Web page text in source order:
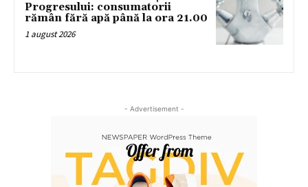
Progresului: consumatorii
rămân fără apă până la ora 21.00
1 august 2026
- Advertisement -